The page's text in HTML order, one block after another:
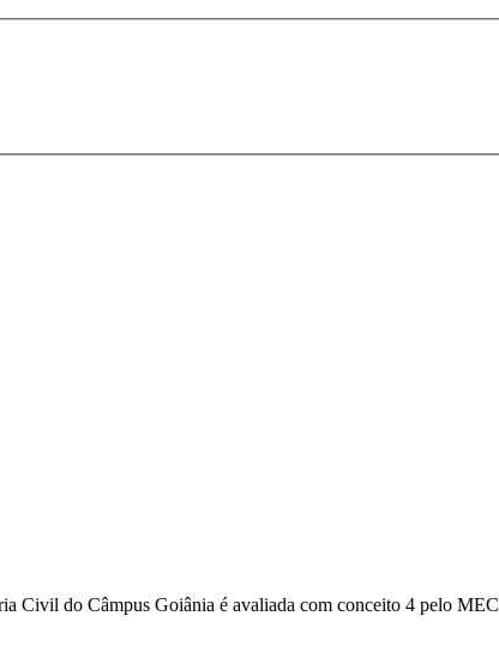
Civil do Câmpus Goiânia é avaliada com conceito 4 pelo MEC